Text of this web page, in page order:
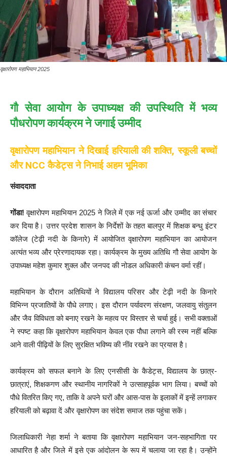
वृक्षारोपण महाभियान 2025
गौ सेवा आयोग के उपाध्यक्ष की उपस्थिति में भव्य
पौधरोपण कार्यक्रम ने जगाई उम्मीद
वृक्षारोपण महाभियान ने दिखाई हरियाली की शक्ति, स्कूली बच्चों
और NCC कैडेट्स ने निभाई अहम भूमिका
संवाददाता
गोंडा! वृक्षारोपण महाभियान 2025 ने जिले में एक नई ऊर्जा और उम्मीद का संचार
कर दिया है। उत्तर प्रदेश शासन के निर्देशों के तहत बालपुर में शिक्षक बन्धु इंटर
कॉलेज (टेढ़ी नदी के किनारे) में आयोजित वृक्षारोपण महाभियान का आयोजन
अत्यंत भव्य और प्रेरणादायक रहा। कार्यक्रम के मुख्य अतिथि गौ सेवा आयोग के
उपाध्यक्ष महेश कुमार शुक्ल और जनपद की नोडल अधिकारी कंचन वर्मा रहीं।
महाभियान के दौरान अतिथियों ने विद्यालय परिसर और टेढ़ी नदी के किनारे
विभिन्न प्रजातियों के पौधे लगाए। इस दौरान पर्यावरण संरक्षण, जलवायु संतुलन
और जैव विविधता को बनाए रखने के महत्व पर विस्तार से चर्चा हुई। सभी वक्ताओं
ने स्पष्ट कहा कि वृक्षारोपण महाभियान केवल एक पौधा लगाने की रस्म नहीं बल्कि
आने वाली पीढ़ियों के लिए सुरक्षित भविष्य की नींव रखने का प्रयास है।
कार्यक्रम को सफल बनाने के लिए एनसीसी के कैडेट्स, विद्यालय के छात्र-
छात्राएं, शिक्षकगण और स्थानीय नागरिकों ने उत्साहपूर्वक भाग लिया। बच्चों को
पौधे वितरित किए गए, ताकि वे अपने घरों और आस-पास के इलाकों में इन्हें लगाकर
हरियाली को बढ़ावा दें और वृक्षारोपण का संदेश समाज तक पहुंचा सकें।
जिलाधिकारी नेहा शर्मा ने बताया कि वृक्षारोपण महाभियान जन-सहभागिता पर
आधारित है और जिले में इसे एक आंदोलन के रूप में चलाया जा रहा है। उन्होंने